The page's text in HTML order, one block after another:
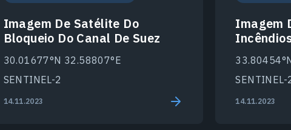
Imagem De Satélite Do
Bloqueio Do Canal De Suez
30.01677°N 32.58807°E
SENTINEL-2
14.11.2023
Imagem
SENTINEL-
14.11.2023